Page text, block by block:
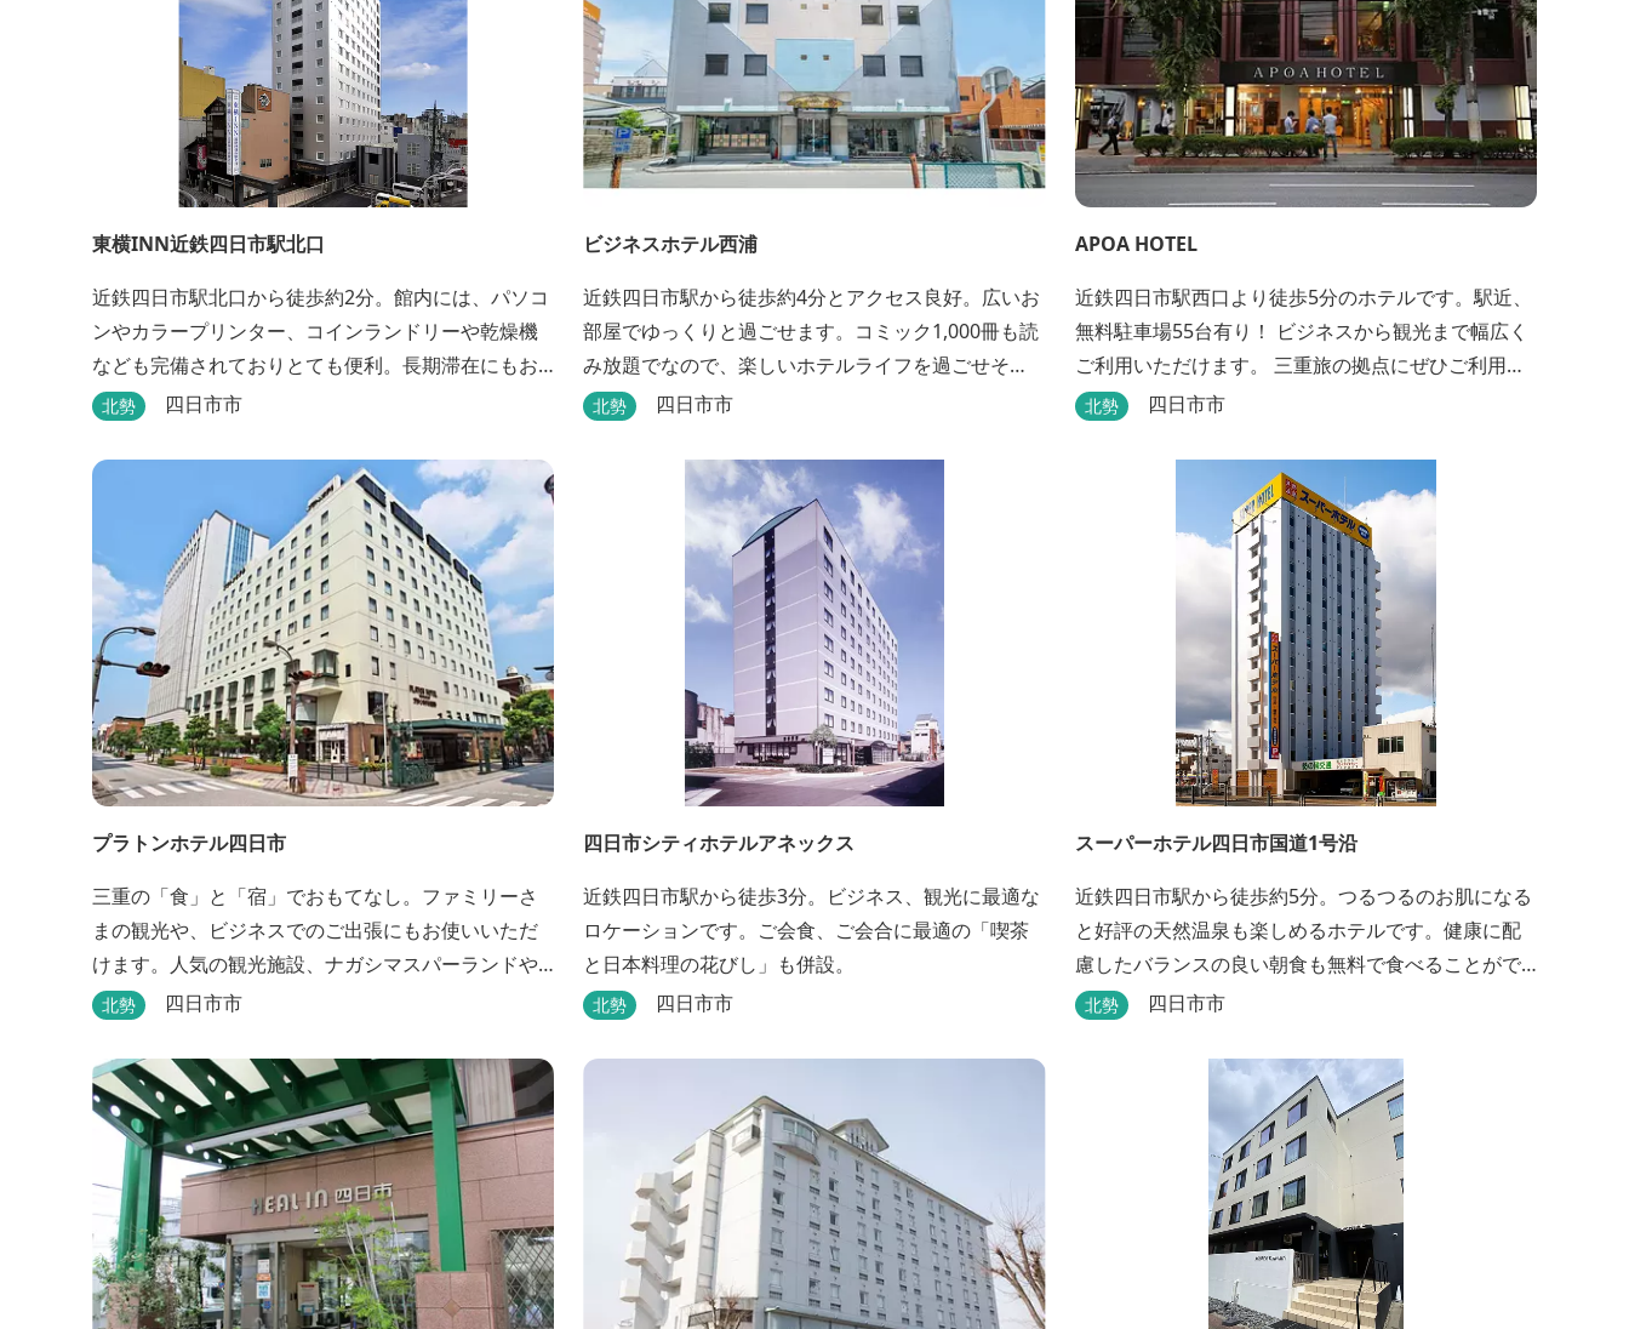
東横INN近鉄四日市駅北口
近鉄四日市駅北口から徒歩約2分。館内には、パソコ
ンやカラープリンター、コインランドリーや乾燥機
なども完備されておりとても便利。長期滞在にもお
すすめです。
北勢 四日市市
ビジネスホテル西浦
近鉄四日市駅から徒歩約4分とアクセス良好。広いお
部屋でゆっくりと過ごせます。コミック1,000冊も読
み放題でなので、楽しいホテルライフを過ごせそ
う。丁寧な接客も好評です。
北勢 四日市市
APOA HOTEL
近鉄四日市駅西口より徒歩5分のホテルです。駅近、
無料駐車場55台有り！ ビジネスから観光まで幅広く
ご利用いただけます。 三重旅の拠点にぜひご利用く
ださいませ♪
北勢 四日市市
プラトンホテル四日市
三重の「食」と「宿」でおもてなし。ファミリーさ
まの観光や、ビジネスでのご出張にもお使いいただ
けます。人気の観光施設、ナガシマスパーランドや
鈴鹿サーキットをご利用の際にも便利です。 和食、
みください。近鉄四日市駅から徒歩３分と、公共交
通機関でのお越しにも大変便利です。
北勢 四日市市
四日市シティホテルアネックス
近鉄四日市駅から徒歩3分。ビジネス、観光に最適な
ロケーションです。ご会食、ご会合に最適の「喫茶
と日本料理の花びし」も併設。
北勢 四日市市
スーパーホテル四日市国道1号沿
近鉄四日市駅から徒歩約5分。つるつるのお肌になる
と好評の天然温泉も楽しめるホテルです。健康に配
慮したバランスの良い朝食も無料で食べることがで
きます。
北勢 四日市市